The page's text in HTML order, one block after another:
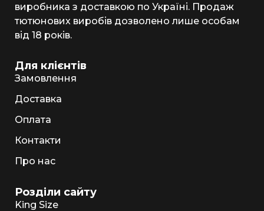
виробника з доставкою по Україні. Продаж
тютюнових виробів дозволено лише особам
від 18 років.
Для клієнтів
Замовлення
Доставка
Оплата
Контакти
Про нас
Розділи сайту
King Size